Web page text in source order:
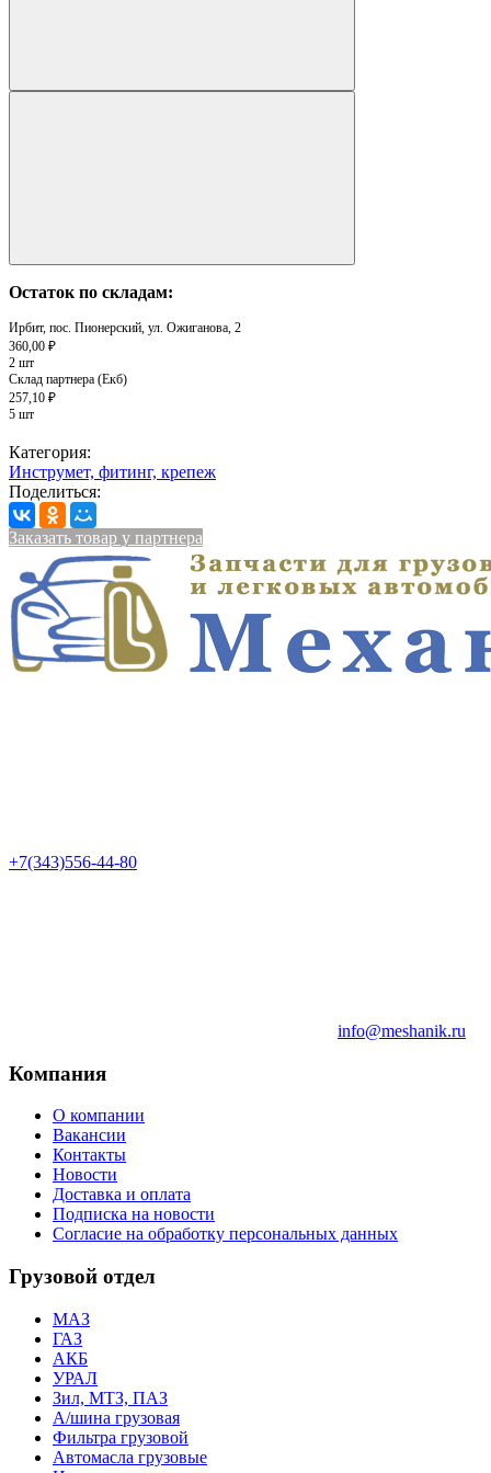
Остаток по складам:
Ирбит, пос. Пионерский, ул. Ожиганова, 2
360,00 ₽
2 шт
Склад партнера (Екб)
257,10 ₽
5 шт
Категория:
Инструмет, фитинг, крепеж
Поделиться:
Заказать товар у партнера
+7(343)556-44-80
info@meshanik.ru
Компания
О компании
Вакансии
Контакты
Новости
Доставка и оплата
Подписка на новости
Согласие на обработку персональных данных
Грузовой отдел
МАЗ
ГАЗ
АКБ
УРАЛ
Зил, МТЗ, ПАЗ
А/шина грузовая
Фильтра грузовой
Автомасла грузовые